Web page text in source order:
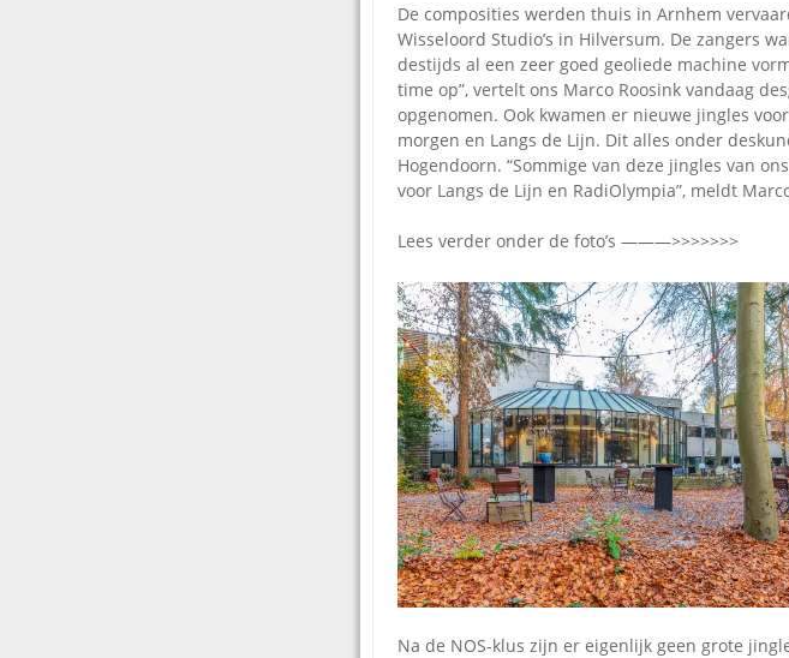
De composities werden thuis in Arnhem
Wisseloord Studio’s in Hilversum. De zangers
destijds al een zeer goed geoliede machine
time op”, vertelt ons Marco Roosink vandaag
opgenomen. Ook kwamen er nieuwe jingles
morgen en Langs de Lijn. Dit alles onder
Hogendoorn. “Sommige van deze jingles van
voor Langs de Lijn en RadiOlympia”, meldt
Lees verder onder de foto’s ———>>>>>>>
Na de NOS-klus zijn er eigenlijk geen grote